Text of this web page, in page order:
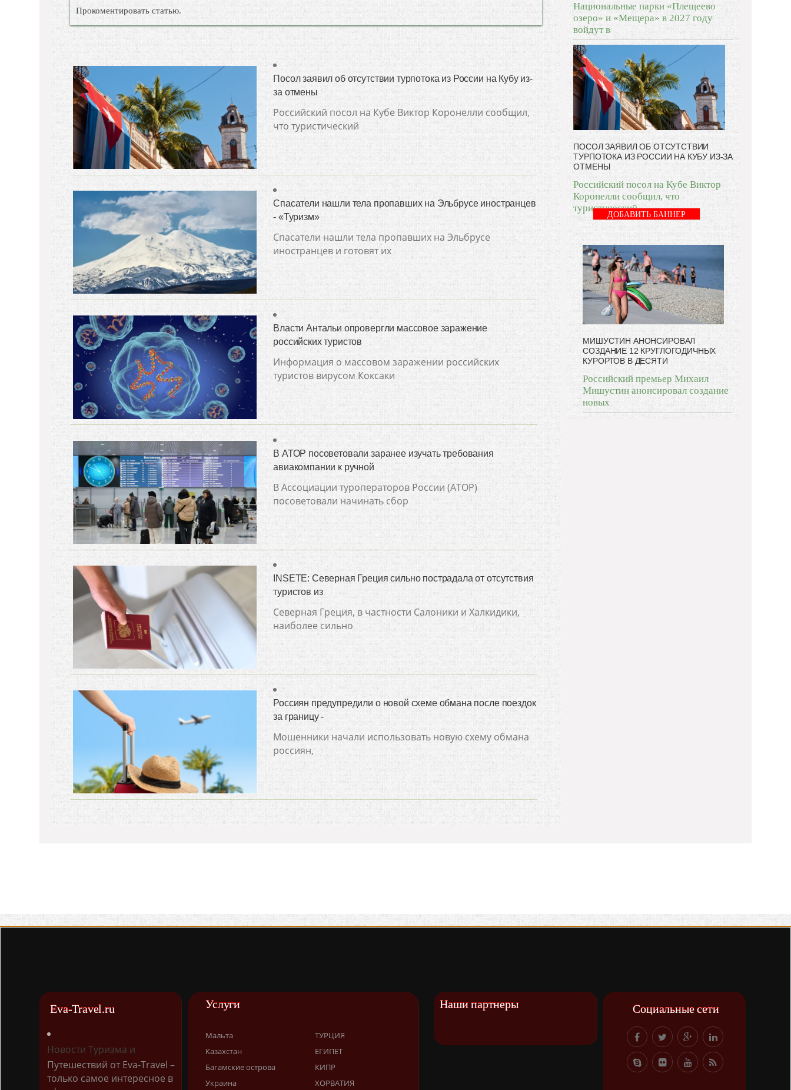
Прокоментировать статью.
Посол заявил об отсутствии турпотока из России на Кубу из-
за отмены
Российский посол на Кубе Виктор Коронелли сообщил,
что туристический
Спасатели нашли тела пропавших на Эльбрусе иностранцев
- «Туризм»
Спасатели нашли тела пропавших на Эльбрусе
иностранцев и готовят их
Власти Антальи опровергли массовое заражение
российских туристов
Информация о массовом заражении российских
туристов вирусом Коксаки
В АТОР посоветовали заранее изучать требования
авиакомпании к ручной
В Ассоциации туроператоров России (АТОР)
посоветовали начинать сбор
INSETE: Северная Греция сильно пострадала от отсутствия
туристов из
Северная Греция, в частности Салоники и Халкидики,
наиболее сильно
Россиян предупредили о новой схеме обмана после поездок
за границу -
Мошенники начали использовать новую схему обмана
россиян,
Национальные парки «Плещеево
озеро» и «Мещера» в 2027 году
войдут в
ПОСОЛ ЗАЯВИЛ ОБ ОТСУТСТВИИ
ТУРПОТОКА ИЗ РОССИИ НА КУБУ ИЗ-ЗА
ОТМЕНЫ
Российский посол на Кубе Виктор
Коронелли сообщил, что
туристический
ДОБАВИТЬ БАННЕР
МИШУСТИН АНОНСИРОВАЛ
СОЗДАНИЕ 12 КРУГЛОГОДИЧНЫХ
КУРОРТОВ В ДЕСЯТИ
Российский премьер Михаил
Мишустин анонсировал создание
новых
Eva-Travel.ru
Новости Туризма и
Путешествий от Eva-Travel –
только самое интересное в
Услуги
Мальта
Казахстан
Багамские острова
Украина
ТУРЦИЯ
ЕГИПЕТ
КИПР
ХОРВАТИЯ
Наши партнеры Социальные сети